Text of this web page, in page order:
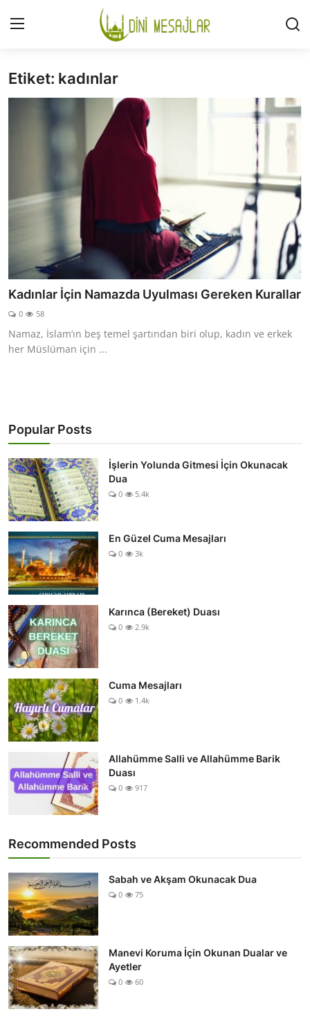
Giriş
GÜNDEM
HAKKIMIZDA
DESTEKLİYORUM
SURELER
NAMAZ
DUALAR
KİMDİR?
KISSADAN HİSSE
DİNİ BİLGİLER
Etiket: kadınlar
Kadınlar İçin Namazda Uyulması Gereken Kurallar
0 58
Namaz, İslam’ın beş temel şartından biri olup, kadın ve erkek
her Müslüman için ...
Popular Posts
İşlerin Yolunda Gitmesi İçin Okunacak
Dua
0 5.4k
En Güzel Cuma Mesajları
0 3k
Karınca (Bereket) Duası
0 2.9k
Cuma Mesajları
0 1.4k
Allahümme Salli ve Allahümme Barik
Duası
0 917
Recommended Posts
Sabah ve Akşam Okunacak Dua
0 75
Manevi Koruma İçin Okunan Dualar ve
Ayetler
0 60